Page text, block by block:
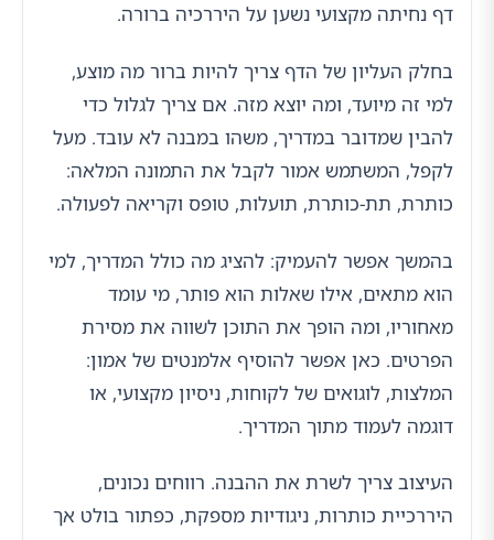
דף נחיתה מקצועי נשען על היררכיה ברורה.
בחלק העליון של הדף צריך להיות ברור מה מוצע,
למי זה מיועד, ומה יוצא מזה. אם צריך לגלול כדי
להבין שמדובר במדריך, משהו במבנה לא עובד. מעל
לקפל, המשתמש אמור לקבל את התמונה המלאה:
כותרת, תת-כותרת, תועלות, טופס וקריאה לפעולה.
בהמשך אפשר להעמיק: להציג מה כולל המדריך, למי
הוא מתאים, אילו שאלות הוא פותר, מי עומד
מאחוריו, ומה הופך את התוכן לשווה את מסירת
הפרטים. כאן אפשר להוסיף אלמנטים של אמון:
המלצות, לוגואים של לקוחות, ניסיון מקצועי, או
דוגמה לעמוד מתוך המדריך.
העיצוב צריך לשרת את ההבנה. רווחים נכונים,
היררכיית כותרות, ניגודיות מספקת, כפתור בולט אך